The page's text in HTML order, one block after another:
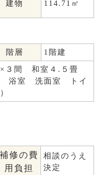
建物 114.71㎡
階層 1階建
３間 和室４.５畳
浴室 洗面室 トイ
補修の費
用負担
相談のうえ
決定